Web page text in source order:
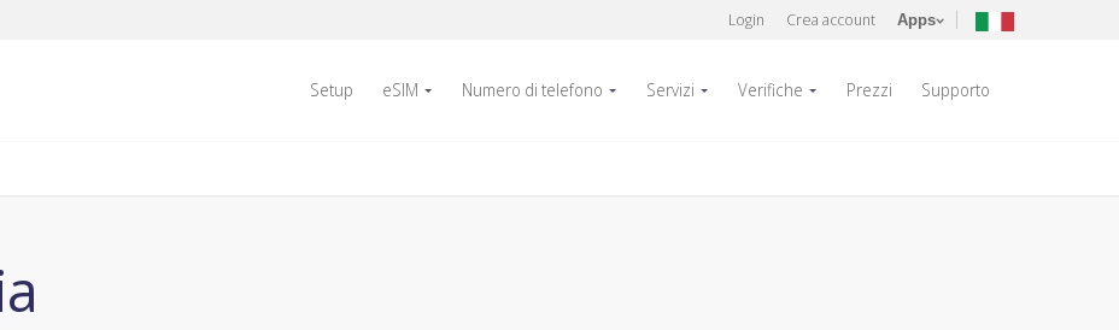
Login Crea account Apps
Setup eSIM Numero di telefono Servizi Verifiche Prezzi Supporto